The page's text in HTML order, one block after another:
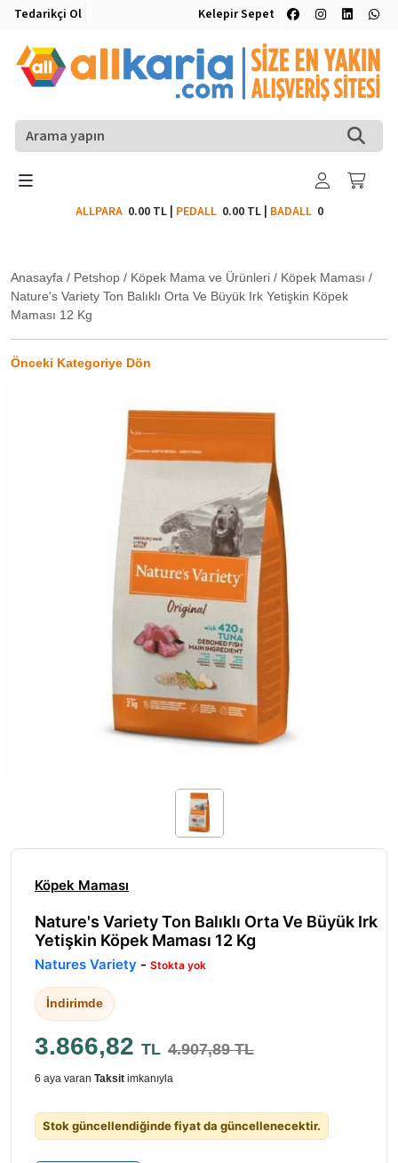
Tedarikçi Ol Kelepir Sepet
ALLPARA 0.00 TL| PEDALL 0.00 TL| BADALL0
Anasayfa / Petshop / Köpek Mama ve Ürünleri / Köpek Maması /
Nature's Variety Ton Balıklı Orta Ve Büyük Irk Yetişkin Köpek
Maması 12 Kg
Önceki Kategoriye Dön
Köpek Maması
Nature's Variety Ton Balıklı Orta Ve Büyük Irk
Yetişkin Köpek Maması 12 Kg
Natures Variety - Stokta yok
İndirimde
3.866,82 TL 4.907,89 TL
6 aya varan Taksit imkanıyla
Stok güncellendiğinde fiyat da güncellenecektir.